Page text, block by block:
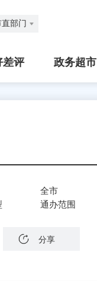
直部门
差评 政务超市
全市
通办范围
分享